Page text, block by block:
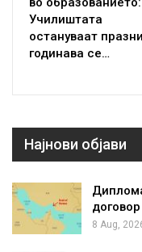
Училиштата
остануваат
годинава се…
Најнови објави
8 Aug,